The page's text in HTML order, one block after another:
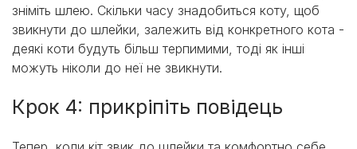
зніміть шлею. Скільки часу знадобиться коту, щоб
звикнути до шлейки, залежить від конкретного кота -
деякі коти будуть більш терпимими, тоді як інші
можуть ніколи до неї не звикнути.
Крок 4: прикріпіть повідець